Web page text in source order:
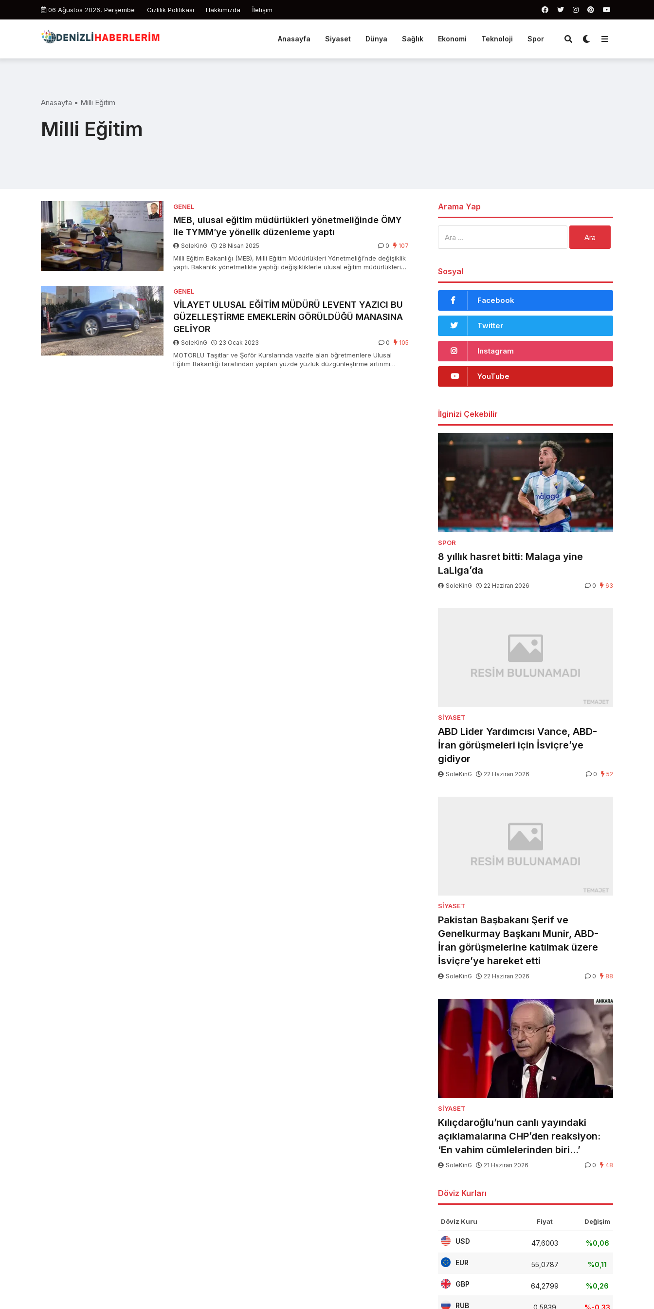
06 Ağustos 2026, Perşembe Gizlilik Politikası Hakkımızda İletişim
Anasayfa Siyaset Dünya Sağlık Ekonomi Teknoloji Spor
Anasayfa • Milli Eğitim
Milli Eğitim
GENEL
MEB, ulusal eğitim müdürlükleri yönetmeliğinde ÖMY
ile TYMM’ye yönelik düzenleme yaptı
SoleKinG 28 Nisan 2025 0 107
Milli Eğitim Bakanlığı (MEB), Milli Eğitim Müdürlükleri Yönetmeliği’nde değişiklik
yaptı. Bakanlık yönetmelikte yaptığı değişikliklerle ulusal eğitim müdürlüklerine
yaygınlaştırma misyonu de getirildi.
GENEL
VİLAYET ULUSAL EĞİTİM MÜDÜRÜ LEVENT YAZICI BU
GÜZELLEŞTİRME EMEKLERİN GÖRÜLDÜĞÜ MANASINA
GELİYOR
SoleKinG 23 Ocak 2023 0 105
MOTORLU Taşıtlar ve Şoför Kurslarında vazife alan öğretmenlere Ulusal
Eğitim Bakanlığı tarafından yapılan yüzde yüzlük düzgünleştirme artırımı
Arama Yap
Sosyal
Facebook
Twitter
Instagram
YouTube
İlginizi Çekebilir
SPOR
8 yıllık hasret bitti: Malaga yine
LaLiga’da
SoleKinG 22 Haziran 2026 0 63
SIYASET
ABD Lider Yardımcısı Vance, ABD-
İran görüşmeleri için İsviçre’ye
gidiyor
SoleKinG 22 Haziran 2026 0 52
SIYASET
Pakistan Başbakanı Şerif ve
Genelkurmay Başkanı Munir, ABD-
İran görüşmelerine katılmak üzere
İsviçre’ye hareket etti
SoleKinG 22 Haziran 2026 0 88
SIYASET
Kılıçdaroğlu’nun canlı yayındaki
açıklamalarına CHP’den reaksiyon:
‘En vahim cümlelerinden biri…’
SoleKinG 21 Haziran 2026 0 48
Döviz Kurları
Döviz Kuru Fiyat Değişim
USD 47,6003 %0,06
EUR 55,0787 %0,11
GBP 64,2799 %0,26
RUB 0,5839 %-0,33